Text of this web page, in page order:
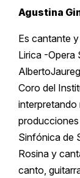
Agustina
Es cantante
Lirica -Opera
Coro del
interpretando
Sinfónica de
Rosina y
canto,